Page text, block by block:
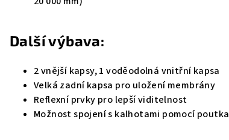
Další výbava:
2 vnější kapsy, 1 voděodolná vnitřní kapsa
Velká zadní kapsa pro uložení membrány
Reflexní prvky pro lepší viditelnost
Možnost spojení s kalhotami pomocí poutka